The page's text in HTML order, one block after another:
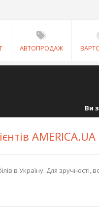
АВТОПРОДАЖ
Ви
AMERICA.UA
в Україну. Для зручності,